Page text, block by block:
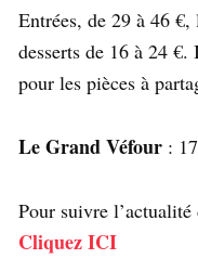
Entrées, de 29 à 46
desserts de 16 à 24
pour les pièces à
Le Grand Véfour :
Pour suivre l’actualité
Cliquez ICI